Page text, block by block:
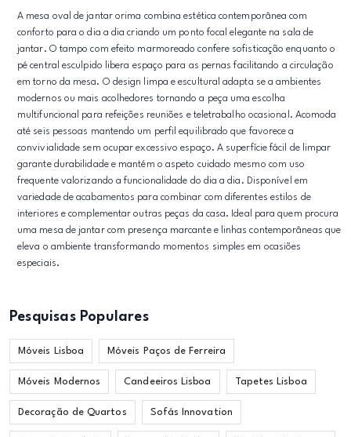
A mesa oval de jantar orima combina estética contemporânea com
conforto para o dia a dia criando um ponto focal elegante na sala de
jantar. O tampo com efeito marmoreado confere sofisticação enquanto o
pé central esculpido libera espaço para as pernas facilitando a circulação
em torno da mesa. O design limpa e escultural adapta se a ambientes
modernos ou mais acolhedores tornando a peça uma escolha
multifuncional para refeições reuniões e teletrabalho ocasional. Acomoda
até seis pessoas mantendo um perfil equilibrado que favorece a
convivialidade sem ocupar excessivo espaço. A superfície fácil de limpar
garante durabilidade e mantém o aspeto cuidado mesmo com uso
frequente valorizando a funcionalidade do dia a dia. Disponível em
variedade de acabamentos para combinar com diferentes estilos de
interiores e complementar outras peças da casa. Ideal para quem procura
uma mesa de jantar com presença marcante e linhas contemporâneas que
eleva o ambiente transformando momentos simples em ocasiões
especiais.
Pesquisas Populares
Móveis Lisboa Móveis Paços de Ferreira
Móveis Modernos Candeeiros Lisboa Tapetes Lisboa
Decoração de Quartos Sofás Innovation